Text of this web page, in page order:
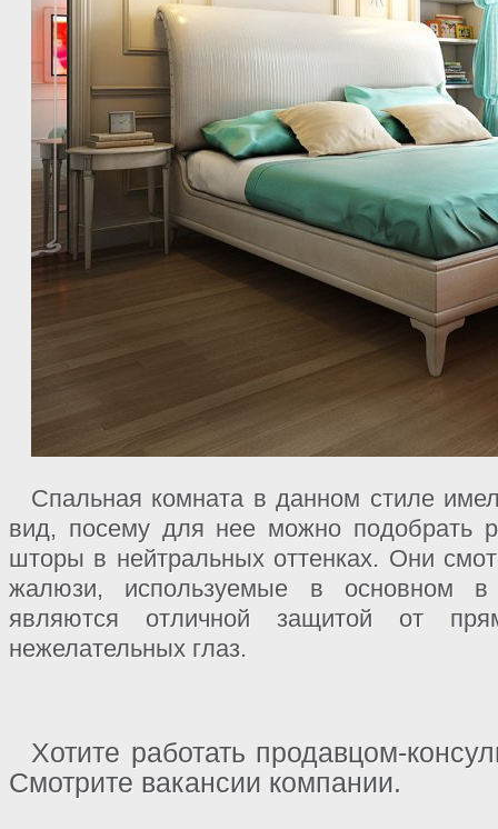
Спальная комната в данном стиле
вид, посему для нее можно подобрать
шторы в нейтральных оттенках. Они
жалюзи, используемые в основном
являются отличной защитой от
нежелательных глаз.
Хотите работать продавцом-
Смотрите вакансии компании.